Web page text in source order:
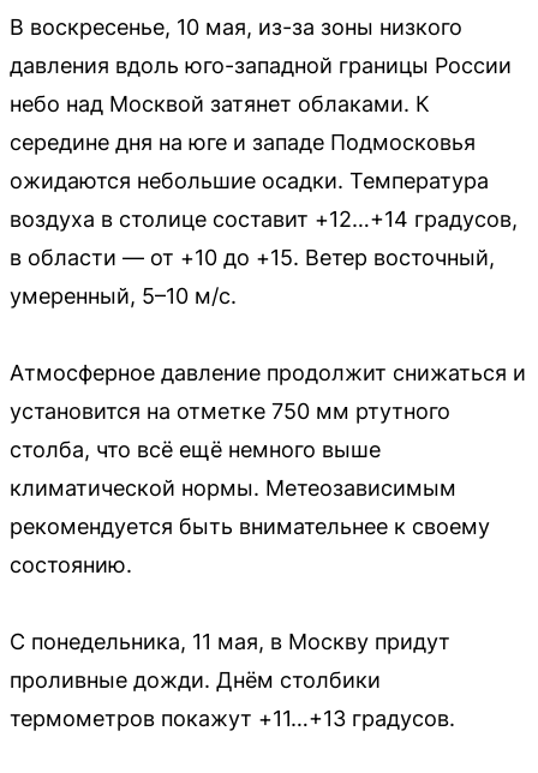
В воскресенье, 10 мая, из-за зоны низкого
давления вдоль юго-западной границы России
небо над Москвой затянет облаками. К
середине дня на юге и западе Подмосковья
ожидаются небольшие осадки. Температура
воздуха в столице составит +12…+14 градусов,
в области — от +10 до +15. Ветер восточный,
умеренный, 5–10 м/с.
Атмосферное давление продолжит снижаться и
установится на отметке 750 мм ртутного
столба, что всё ещё немного выше
климатической нормы. Метеозависимым
рекомендуется быть внимательнее к своему
состоянию.
С понедельника, 11 мая, в Москву придут
проливные дожди. Днём столбики
термометров покажут +11…+13 градусов.